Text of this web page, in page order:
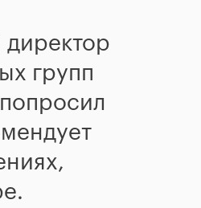
групп